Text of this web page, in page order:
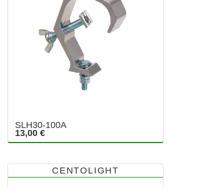
SLH30-100A
13,00 €
CENTOLIGHT